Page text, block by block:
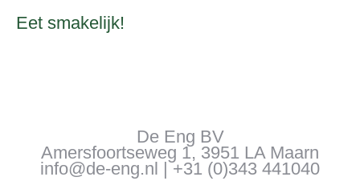
Eet smakelijk!
De Eng BV
Amersfoortseweg 1, 3951 LA Maarn
info@de-eng.nl | +31 (0)343 441040